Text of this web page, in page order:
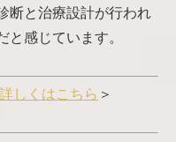
断と治療設計が行われ
と感じています。
しくはこちら ＞